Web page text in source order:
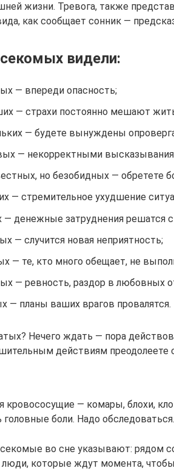
жизни. Тревога, также
как сообщает сонник —
видели:
— впереди опасность;
— страхи постоянно мешают
— будете вынуждены
— некорректными
но безобидных — обретете
— стремительное ухудшение
— денежные затруднения решатся
— случится новая неприятность;
— те, кто много обещает, не
— ревность, раздор в любовных
— планы ваших врагов провалятся.
Нечего ждать — пора
действиям преодолеете
кровососущие — комары, блохи,
головные боли. Надо обследоваться.
во сне указывают: рядом
люди, которые ждут момента,